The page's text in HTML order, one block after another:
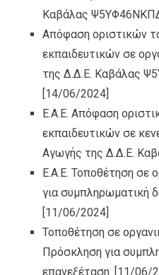
Καβάλας
Απόφαση οριστικών
εκπαιδευτικών σε
της Δ.Δ.Ε. Καβάλας
[14/06/2024]
Ε.Α.Ε. Απόφαση
εκπαιδευτικών σε
Αγωγής της Δ.Δ.Ε.
Ε.Α.Ε. Τοποθέτηση σε
για συμπληρωματική
[11/06/2024]
Τοποθέτηση σε
Πρόσκληση για
επανεξέταση. [11/06/